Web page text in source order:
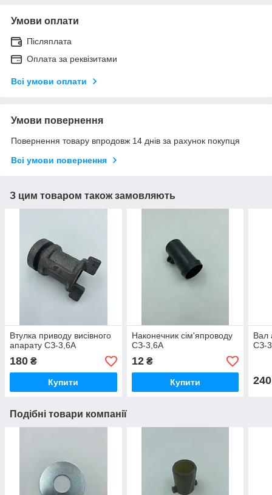
Умови оплати
Післяплата
Оплата за реквізитами
Всі умови оплати
Умови повернення
Повернення товару впродовж 14 днів за рахунок покупця
Всі умови повернення
З цим товаром також замовляють
Втулка приводу висівного
апарату СЗ-3,6А
180 ₴
Купити
Наконечник сім'япроводу
СЗ-3,6А
12₴
Купити
Вал
СЗ-
240
Подібні товари компанії